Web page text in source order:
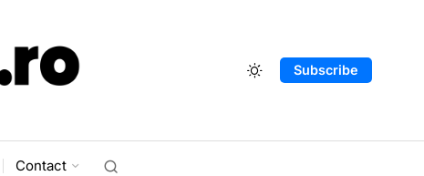
Subscribe
Contact